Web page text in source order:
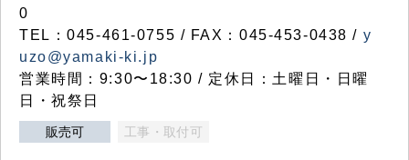
0
TEL：045-461-0755 / FAX：045-453-0438 / y
uzo@yamaki-ki.jp
営業時間：9:30〜18:30 / 定休日：土曜日・日曜
日・祝祭日
販売可 工事・取付可